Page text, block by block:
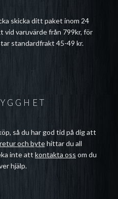
skicka ditt paket inom 24
vid varuvärde från 799kr, för
standardfrakt 45-49 kr.
så du har god tid på dig att
retur och bytehittar du all
inte att kontakta oss om du
hjälp.